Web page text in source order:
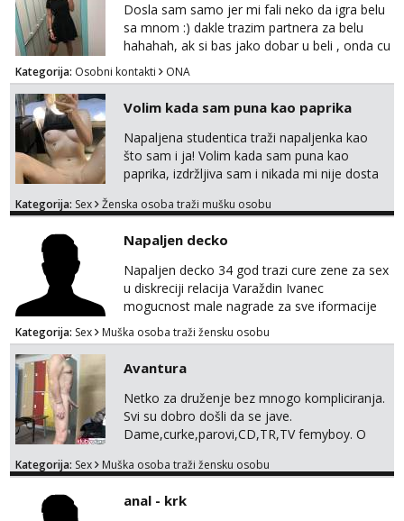
Dosla sam samo jer mi fali neko da igra belu
sa mnom :) dakle trazim partnera za belu
hahahah, ak si bas jako dobar u beli , onda cu
razmislit za dalje Klikni na link ispod i nadji me
tamo, cekam te!
Kategorija: Osobni kontakti ONA
Volim kada sam puna kao paprika
Napaljena studentica traži napaljenka kao
što sam i ja! Volim kada sam puna kao
paprika, izdržljiva sam i nikada mi nije dosta
bilo kad i bilo gdje zato se javi što prije da
tamo, cekam te!
Kategorija: Sex Ženska osoba traži mušku osobu
Napaljen decko
Napaljen decko 34 god trazi cure zene za sex
u diskreciji relacija Varaždin Ivanec
mogucnost male nagrade za sve iformacije
pisite na broj 098819637 pusa
Kategorija: Sex Muška osoba traži žensku osobu
Avantura
Netko za druženje bez mnogo kompliciranja.
Svi su dobro došli da se jave.
Dame,curke,parovi,CD,TR,TV femyboy. O
nemam ali ako smo za druženje možemo
Kategorija: Sex Muška osoba traži žensku osobu
anal - krk